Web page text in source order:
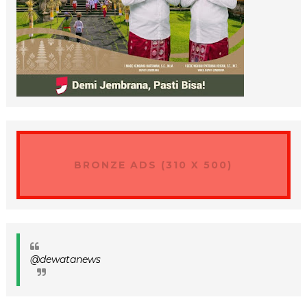
BRONZE ADS (310 X 500)
@dewatanews